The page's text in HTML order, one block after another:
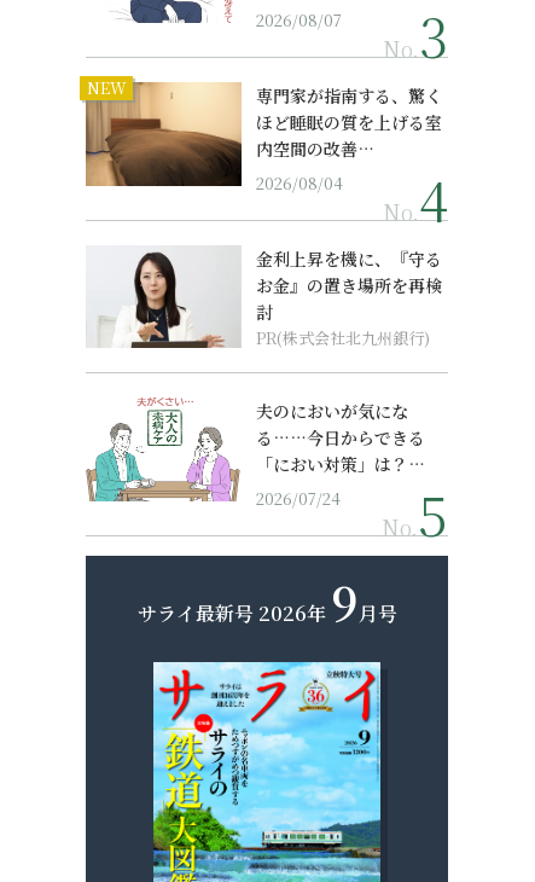
2026/08/07
No.
NEW
専門家が指南する、驚く
ほど睡眠の質を上げる室
内空間の改善…
2026/08/04
No.
金利上昇を機に、『守る
お金』の置き場所を再検
討
PR(株式会社北九州銀行)
夫のにおいが気にな
る……今日からできる
「におい対策」は？…
2026/07/24
No.
サライ最新号 2026年 9月号